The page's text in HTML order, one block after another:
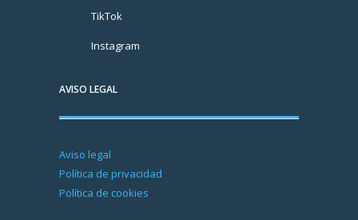
TikTok
Instagram
AVISO LEGAL
Aviso legal
Política de privacidad
Política de cookies